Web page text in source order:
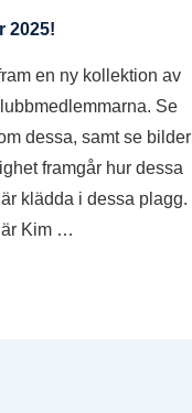
en ny kollektion av
Se
dessa, samt se bilder
framgår hur dessa
klädda i dessa plagg.
är Kim …